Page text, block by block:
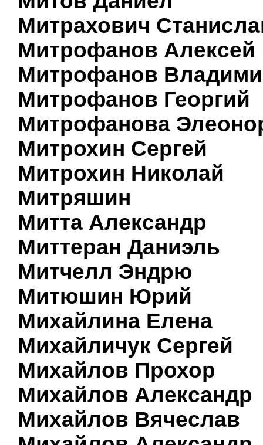
Митрахович
Митрофанов Алексей
Митрофанов
Митрофанов Георгий
Митрофанова
Митрохин Сергей
Митрохин Николай
Митряшин
Митта Александр
Миттеран Даниэль
Митчелл Эндрю
Митюшин Юрий
Михайлина Елена
Михайличук Сергей
Михайлов Прохор
Михайлов Александр
Михайлов Вячеслав